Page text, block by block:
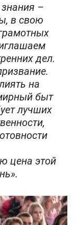
–
в свою
дел.
на
быт
лучших
цена этой